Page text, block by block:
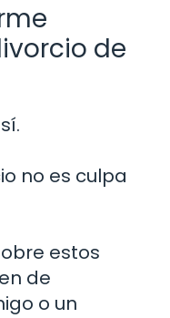
de
no es culpa
estos
de
o un